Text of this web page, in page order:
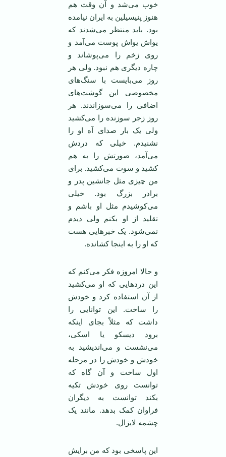
خوب می‌شد و آن وقت هم
هنوز پنیسیلین به ایران نیامده
بود. باید منتظر می‌شدند که
یواش یواش پوست می‌آمد و
روی زخم را می‌پوشاند و
چاره دیگری هم نبود. ولی هر
روز می‌بایست با سنگ‌های
مخصوصی این گوشت‌های
اضافی را می‌سوزاندند. هر
روز زجر سوزنده را می‌کشید
ولی یک بار صدای آه او را
نشنیدم. خیلی که دردش
می‌آمد، صورتش را به هم
کشید و سوت می‌کشید. برای
من چیزی مثل جانشین پدر و
برادر بزرگ بود. خیلی
می‌کوشیدم مثل او باشم و
تقلید از او بکنم ولی دیدم
نمی‌شود. یک خبرهایی هست
که او را به اینجا کشانده.
و حالا امروزه فکر می‌کنم که
این دردهایی که او می‌کشید
از آن استفاده کرد و خودش
را ساخت. این توانایی را
داشت که مثلاً بجای اینکه
برود دیسکو یا اسکی،
می‌نشست و می‌اندیشید به
خودش و خودش را در مرحله
اول ساخت و آن گاه که
توانست روی خودش تکیه
بکند توانست به دیگران
فراوان کمک بدهد. مانند یک
چشمه لایزال.
این پاسخی بود که من برایش